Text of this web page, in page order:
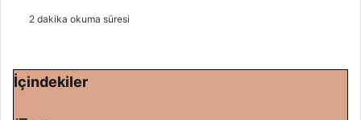
o -
2 dakika okuma süresi
İçindekiler